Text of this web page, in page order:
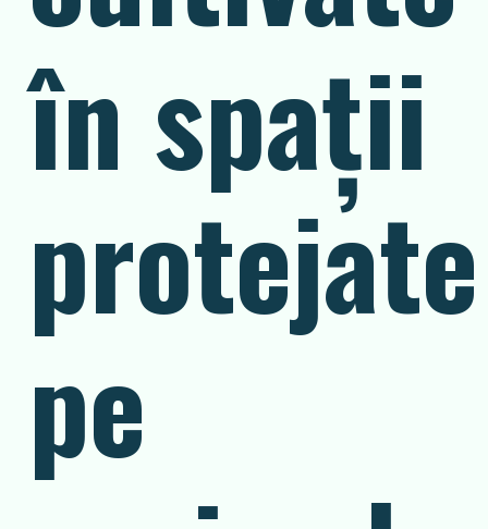
în spații
protejate
pe